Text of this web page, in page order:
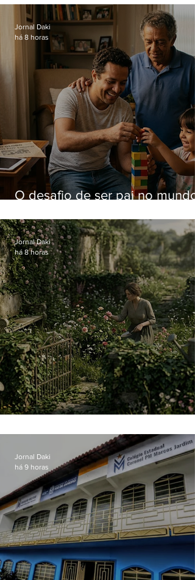
Hospital do Andaraí
O desafio de ser pai no mundo
Jornal Daki
há 8 horas
Jornal Daki
há 8 horas
Jornal Daki
há 9 horas